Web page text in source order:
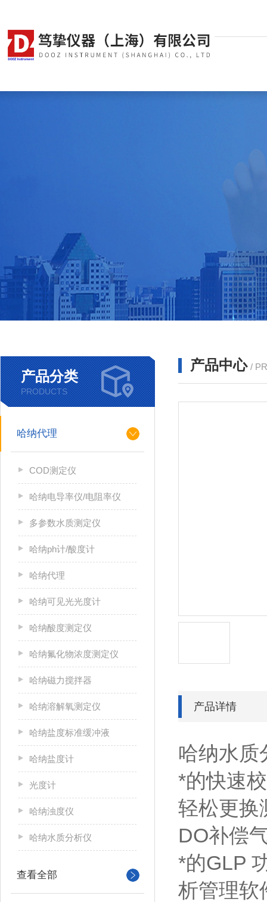
产品分类
PRODUCTS
哈纳代理
COD测定仪
哈纳电导率仪/电阻率仪
多参数水质测定仪
哈纳ph计/酸度计
哈纳代理
哈纳可见光光度计
哈纳酸度测定仪
哈纳氟化物浓度测定仪
哈纳磁力搅拌器
哈纳溶解氧测定仪
哈纳盐度标准缓冲液
哈纳盐度计
光度计
哈纳浊度仪
哈纳水质分析仪
查看全部
产品中心 /
产品详情
哈纳水质
*的快速
轻松更换
DO补偿
*的GLP
析管理软